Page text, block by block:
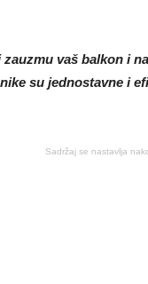
vaš balkon i
su jednostavne i
Sadržaj se nastavlja